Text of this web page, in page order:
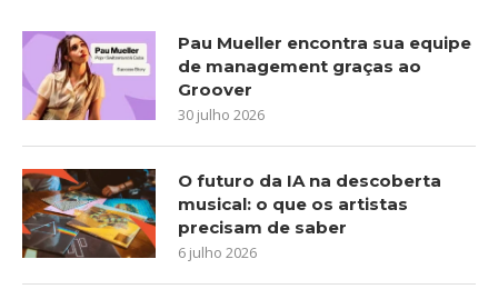
Pau Mueller encontra sua equipe
de management graças ao
Groover
30 julho 2026
O futuro da IA na descoberta
musical: o que os artistas
precisam de saber
6 julho 2026